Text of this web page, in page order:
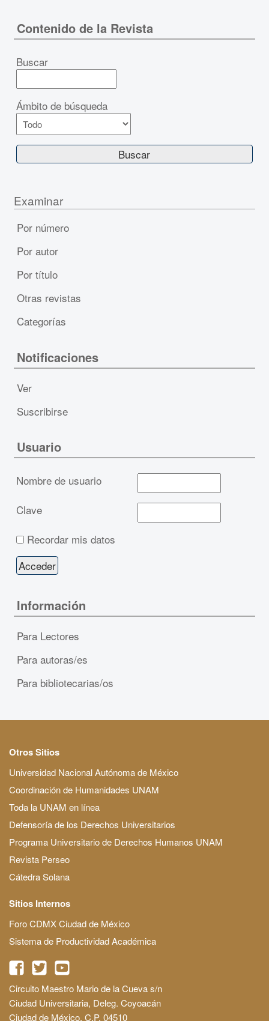
Contenido de la Revista
Buscar
Ámbito de búsqueda
Examinar
Por número
Por autor
Por título
Otras revistas
Categorías
Notificaciones
Ver
Suscribirse
Usuario
Nombre de usuario
Clave
Recordar mis datos
Información
Para Lectores
Para autoras/es
Para bibliotecarias/os
Otros Sitios
Universidad Nacional Autónoma de México
Coordinación de Humanidades UNAM
Toda la UNAM en línea
Defensoría de los Derechos Universitarios
Programa Universitario de Derechos Humanos UNAM
Revista Perseo
Cátedra Solana
Sitios Internos
Foro CDMX Ciudad de México
Sistema de Productividad Académica
Circuito Maestro Mario de la Cueva s/n
Ciudad Universitaria, Deleg. Coyoacán
Ciudad de México, C.P. 04510